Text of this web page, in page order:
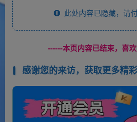
此处内容已隐藏，请
------本页内容已结束，喜
感谢您的来访，获取更多精